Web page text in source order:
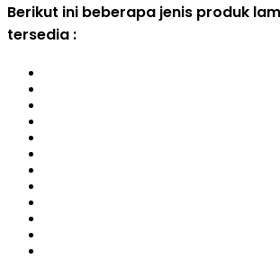
Berikut ini beberapa jenis produk
tersedia :